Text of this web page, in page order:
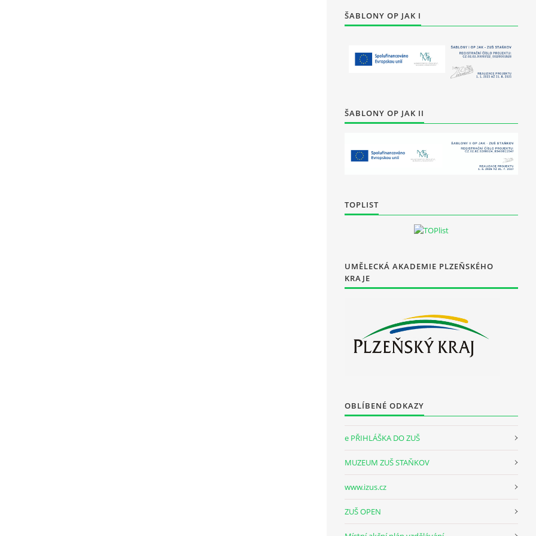
ŠABLONY OP JAK I
ŠABLONY OP JAK II
TOPLIST
UMĚLECKÁ AKADEMIE PLZEŇSKÉHO
KRAJE
OBLÍBENÉ ODKAZY
e PŘIHLÁŠKA DO ZUŠ
MUZEUM ZUŠ STAŇKOV
www.izus.cz
ZUŠ OPEN